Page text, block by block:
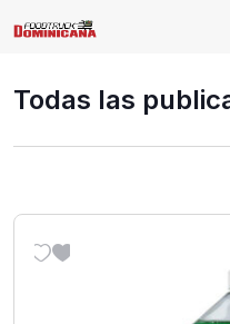
Todas las